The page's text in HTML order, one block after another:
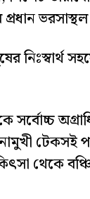
টেকসই
থেকে